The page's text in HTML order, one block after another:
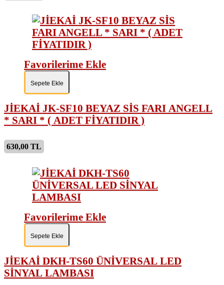
Favorilerime Ekle
Sepete Ekle
JİEKAİ JK-SF10 BEYAZ SİS FARI ANGELL
* SARI * ( ADET FİYATIDIR )
630,00 TL
Favorilerime Ekle
Sepete Ekle
JİEKAİ DKH-TS60 ÜNİVERSAL LED
SİNYAL LAMBASI